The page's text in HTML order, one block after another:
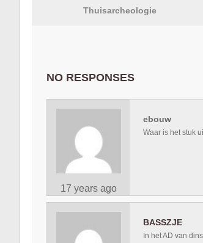
Thuisarcheologie
NO RESPONSES
17 years ago
ebouw
Waar is het stuk
BASSZJE
In het AD van